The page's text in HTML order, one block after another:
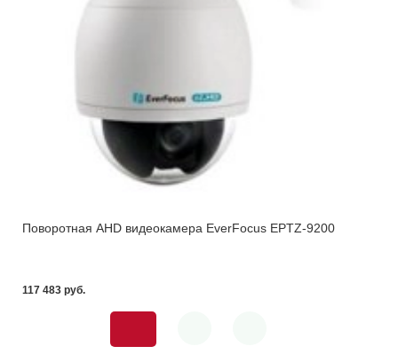
Поворотная AHD видеокамера EverFocus EPTZ-9200
117 483 pуб.